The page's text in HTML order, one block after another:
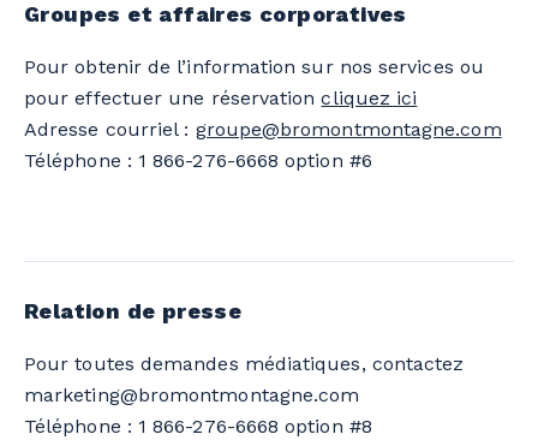
Groupes et affaires corporatives
Pour obtenir de l’information sur nos services ou
pour effectuer une réservationcliquez ici
Adresse courriel : groupe@bromontmontagne.com
Téléphone : 1 866-276-6668 option #6
Relation de presse
Pour toutes demandes médiatiques, contactez
marketing@bromontmontagne.com
Téléphone : 1 866-276-6668 option #8